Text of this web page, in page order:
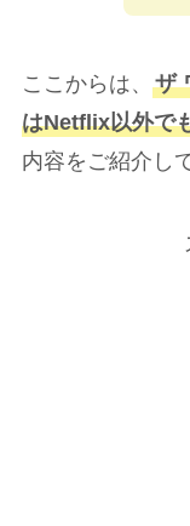
ここからは、 ザ
はNetflix以外で
内容をご紹介し